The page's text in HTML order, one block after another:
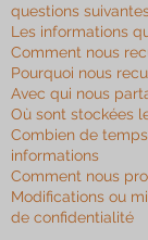
questions
Les informations
Comment nous
Pourquoi nous
Avec qui nous
Où sont stockées
Combien de
informations
Comment nous
Modifications ou
de confidentialité